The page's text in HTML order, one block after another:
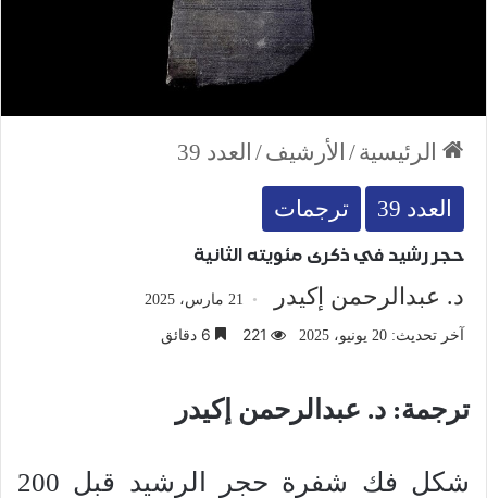
الرئيسية/ الأرشيف/ العدد 39
العدد 39 ترجمات
حجر رشيد في ذكرى مئويته الثانية
د. عبدالرحمن إكيدر 21 مارس، 2025
آخر تحديث: 20 يونيو، 2025 221
ترجمة: د. عبدالرحمن إكيدر
شكل فك شفرة حجر الرشيد قبل 200